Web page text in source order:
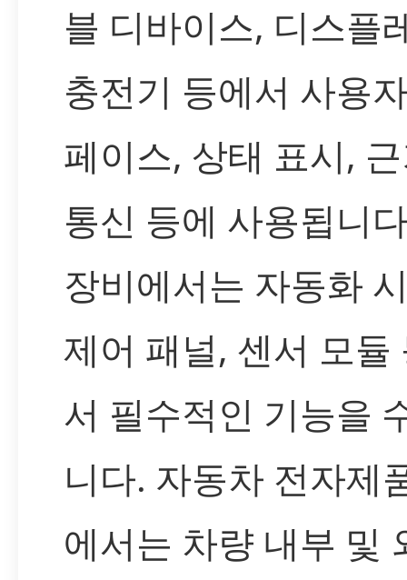
블 디바이스, 디스플
충전기 등에서 사용
페이스, 상태 표시,
통신 등에 사용됩니
장비에서는 자동화
제어 패널, 센서 모듈
서 필수적인 기능을
니다. 자동차 전자제
에서는 차량 내부 및